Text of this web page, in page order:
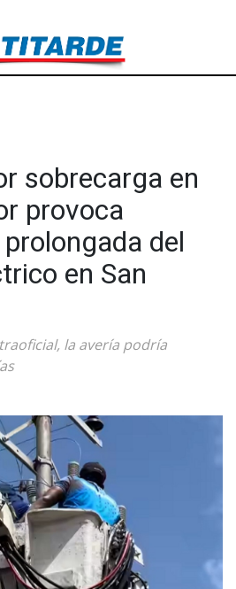
sobrecarga en
provoca
del
en San
la avería podría